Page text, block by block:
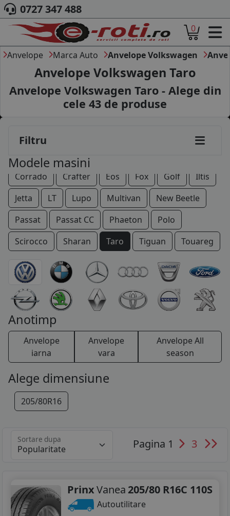
ACASA
DESPRE NOI
ANVELOPE
AUTO
CAMION
MOTO
MARCA AUTO
BLOG
B2B - COLABORARE COMPANII
CONT
CONTACT
COS (0 PRODUSE
0727 347 488
0
Anvelope Marca Auto Anvelope Volkswagen
Anvelope Volkswagen Taro
Anvelope Volkswagen Taro - Alege din
cele 43 de produse
Filtru
Modele masini
Corrado
Crafter Eos Fox Golf
Iltis
Jetta
LT Lupo Multivan
New Beetle
Passat
Passat CC Phaeton
Polo
Scirocco
Sharan Taro Tiguan
Touareg
Touran
Transporter Up!
XL1
Anotimp
Anvelope
iarna
Anvelope
vara
Anvelope All
season
Alege dimensiune
205/80R16
Sortare dupa Pagina 1 3
PrinxVanea 205/80 R16C 110S
Autoutilitare